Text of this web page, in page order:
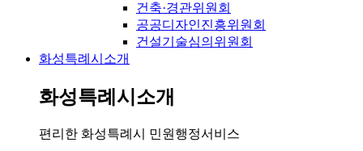
건축·경관위원회
공공디자인진흥위원회
건설기술심의위원회
화성특례시소개
화성특례시소개
편리한 화성특례시 민원행정서비스